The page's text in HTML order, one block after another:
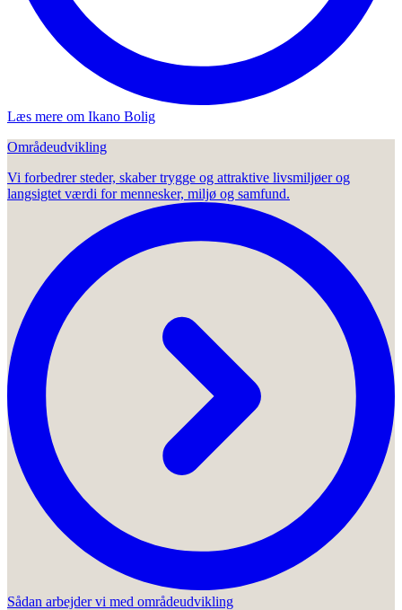
Læs mere om Ikano Bolig
Områdeudvikling
Vi forbedrer steder, skaber trygge og attraktive livsmiljøer og
langsigtet værdi for mennesker, miljø og samfund.
Sådan arbejder vi med områdeudvikling